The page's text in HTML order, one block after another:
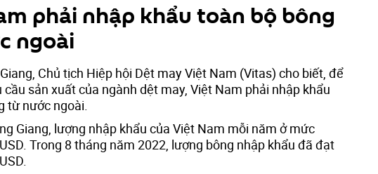
phải nhập khẩu toàn bộ bông
ngoài
Chủ tịch Hiệp hội Dệt may Việt Nam (Vitas) cho biết, để
sản xuất của ngành dệt may, Việt Nam phải nhập khẩu
từ nước ngoài.
Giang, lượng nhập khẩu của Việt Nam mỗi năm ở mức
Trong 8 tháng năm 2022, lượng bông nhập khẩu đã đạt